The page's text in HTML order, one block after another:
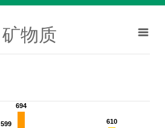
矿物质
599
599
694
694
610
610